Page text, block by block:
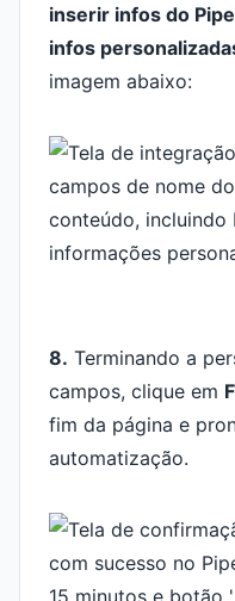
inserir infos do
infos
imagem abaixo:
8. Terminando a
campos, clique em
fim da página e
automatização.